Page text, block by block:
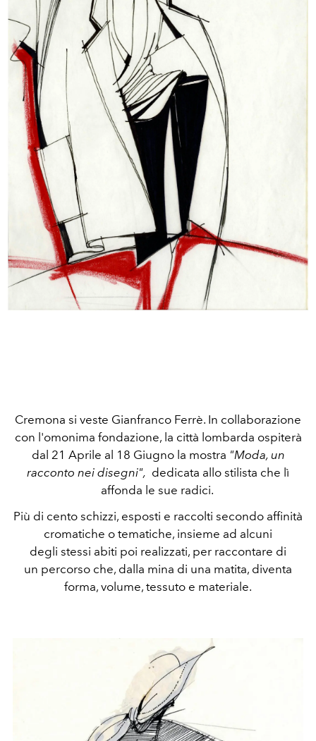
Cremona si veste Gianfranco Ferrè. In collaborazione
con l'omonima fondazione, la città lombarda ospiterà
dal 21 Aprile al 18 Giugno la mostra "Moda, un
racconto nei disegni", dedicata allo stilista che lì
affonda le sue radici.
Più di cento schizzi, esposti e raccolti secondo affinità
cromatiche o tematiche, insieme ad alcuni
degli stessi abiti poi realizzati, per raccontare di
un percorso che, dalla mina di una matita, diventa
forma, volume, tessuto e materiale.